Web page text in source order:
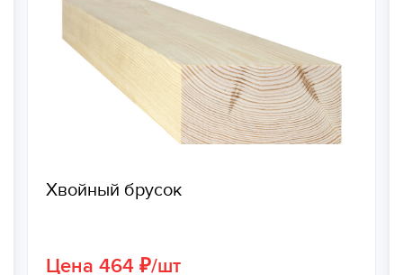
Хвойный брусок
Цена 464 ₽/шт